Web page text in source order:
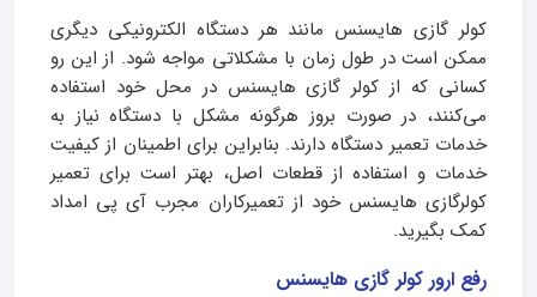
کولر گازی هایسنس مانند هر دستگاه الکترونیکی دیگری
ممکن است در طول زمان با مشکلاتی مواجه شود. از این رو
کسانی که از کولر گازی هایسنس در محل خود استفاده
می‌کنند، در صورت بروز هرگونه مشکل با دستگاه نیاز به
خدمات تعمیر دستگاه دارند. بنابراین برای اطمینان از کیفیت
خدمات و استفاده از قطعات اصل، بهتر است برای تعمیر
کولرگازی هایسنس خود از تعمیرکاران مجرب آی پی امداد
کمک بگیرید.
رفع ارور کولر گازی هایسنس